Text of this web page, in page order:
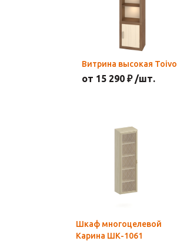
Витрина высокая Toivo
от 15 290 ₽ /шт.
Шкаф многоцелевой
Карина ШК-1061